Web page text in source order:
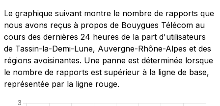
Le graphique suivant montre le nombre de rapports que
nous avons reçus à propos de Bouygues Télécom au
cours des dernières 24 heures de la part d'utilisateurs
de Tassin-la-Demi-Lune, Auvergne-Rhône-Alpes et des
régions avoisinantes. Une panne est déterminée lorsque
le nombre de rapports est supérieur à la ligne de base,
représentée par la ligne rouge.